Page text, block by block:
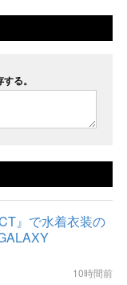
る。
』で水着衣装の
10時間前